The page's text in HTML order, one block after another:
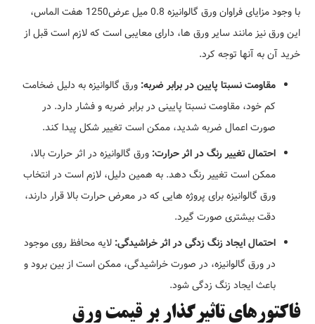
با وجود مزایای فراوان ورق گالوانیزه 0.8 میل عرض1250 هفت الماس،
این ورق نیز مانند سایر ورق ها، دارای معایبی است که لازم است قبل از
خرید آن به آنها توجه کرد.
مقاومت نسبتا پایین در برابر ضربه: ورق گالوانیزه به دلیل ضخامت
کم خود، مقاومت نسبتا پایینی در برابر ضربه و فشار دارد. در
صورت اعمال ضربه شدید، ممکن است تغییر شکل پیدا کند.
احتمال تغییر رنگ در اثر حرارت: ورق گالوانیزه در اثر حرارت بالا،
ممکن است تغییر رنگ دهد. به همین دلیل، لازم است در انتخاب
ورق گالوانیزه برای پروژه هایی که در معرض حرارت بالا قرار دارند،
دقت بیشتری صورت گیرد.
احتمال ایجاد زنگ زدگی در اثر خراشیدگی: لایه محافظ روی موجود
در ورق گالوانیزه، در صورت خراشیدگی، ممکن است از بین برود و
باعث ایجاد زنگ زدگی شود.
فاکتورهای تاثیرگذار بر قیمت ورق